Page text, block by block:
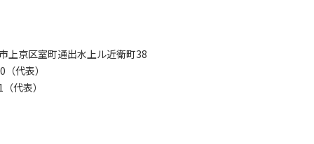
京区室町通出水上ル近衛町38
代表）
代表）